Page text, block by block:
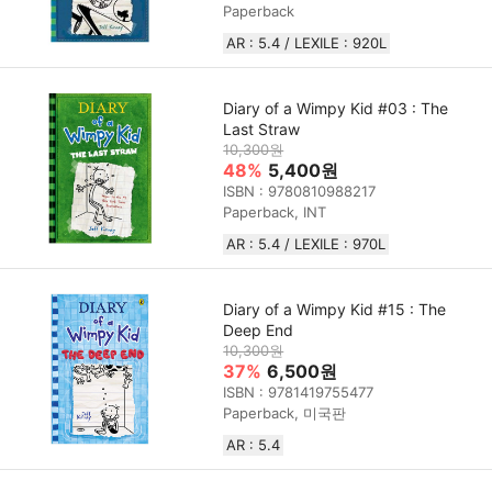
Paperback
AR : 5.4 / LEXILE : 920L
Diary of a Wimpy Kid #03 : The
Last Straw
10,300원
48% 5,400원
ISBN : 9780810988217
Paperback, INT
AR : 5.4 / LEXILE : 970L
Diary of a Wimpy Kid #15 : The
Deep End
10,300원
37% 6,500원
ISBN : 9781419755477
Paperback, 미국판
AR : 5.4